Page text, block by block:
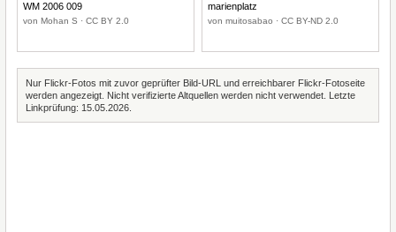
WM 2006 009
von Mohan S · CC BY 2.0
marienplatz
von muitosabao · CC BY-ND 2.0
Nur Flickr-Fotos mit zuvor geprüfter Bild-URL und erreichbarer Flickr-Fotoseite
werden angezeigt. Nicht verifizierte Altquellen werden nicht verwendet. Letzte
Linkprüfung: 15.05.2026.